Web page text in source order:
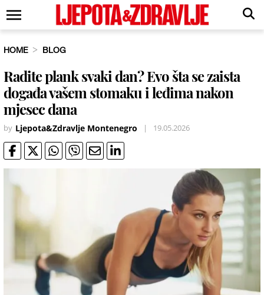
HOME BLOG
Radite plank svaki dan? Evo šta se zaista
događa vašem stomaku i leđima nakon
mjesec dana
by Ljepota&Zdravlje Montenegro | 19.05.2026